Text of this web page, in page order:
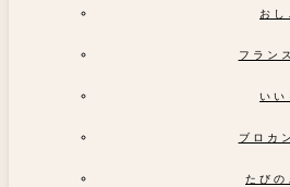
おし
フラン
いい
ブロカ
たびの